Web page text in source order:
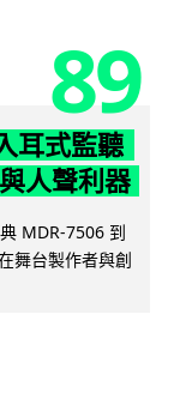
89
耳式監聽
人聲利器
MDR-7506 到
舞台製作者與創